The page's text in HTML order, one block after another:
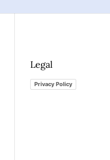
Legal
Privacy Policy